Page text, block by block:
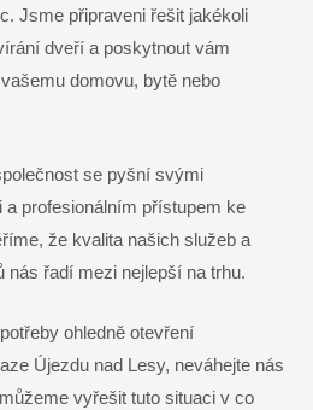
Jsme připraveni řešit jakékoli
dveří a poskytnout vám
domovu, bytě nebo
se pyšní svými
profesionálním přístupem ke
že kvalita našich služeb a
nás řadí mezi nejlepší na trhu.
ohledně otevření
Újezdu nad Lesy, neváhejte nás
vyřešit tuto situaci v co